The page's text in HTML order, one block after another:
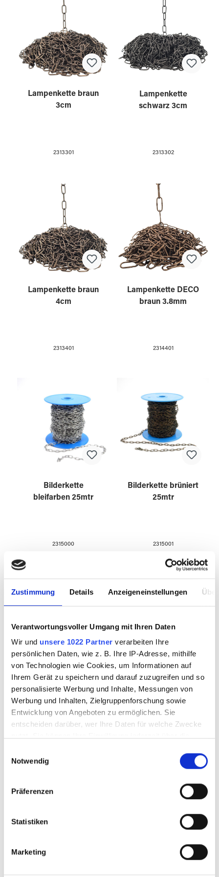
Zustimmung Details Anzeigeneinstellungen
Verantwortungsvoller Umgang mit Ihren Daten
Wir und unsere 1022 Partner verarbeiten Ihre
persönlichen Daten, wie z. B. Ihre IP-Adresse, mithilfe
von Technologien wie Cookies, um Informationen auf
Ihrem Gerät zu speichern und darauf zuzugreifen und so
personalisierte Werbung und Inhalte, Messungen von
Werbung und Inhalten, Zielgruppenforschung sowie
Entwicklung von Angeboten zu ermöglichen. Sie
entscheiden darüber, wer Ihre Daten für welche Zwecke
Trigger Symbol ändern oder widerrufen
Informationen über Ihre geografische Lage
können
bestimmten Merkmalen (Fingerprinting) identifizieren
Erfahren Sie mehr darüber, wie Ihre persönlichen Daten
Notwendig
Präferenzen
Statistiken
Marketing
Lampenkette braun
3cm
2313301
Lampenkette
schwarz 3cm
2313302
Lampenkette braun
4cm
2313401
Lampenkette DECO
braun 3.8mm
2314401
Bilderkette
bleifarben 25mtr
2315000
Bilderkette brüniert
25mtr
2315001
Bilderkette schwarz
25mtr
2315002
Bilderkette
bleifarben 100mtr
2315010